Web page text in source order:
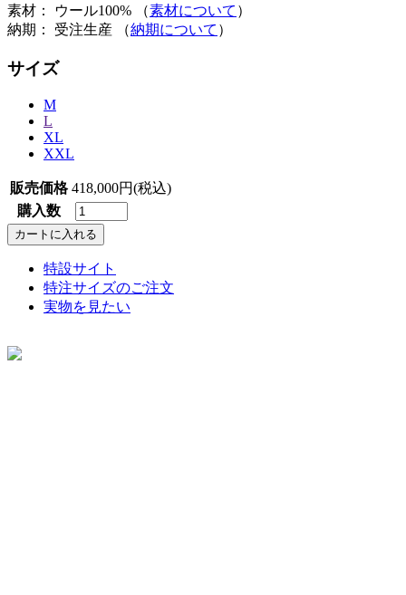
素材： ウール100% （素材について ）
納期： 受注生産 （納期について ）
サイズ
M
L
XL
XXL
販売価格 418,000円(税込)
購入数
特設サイト
特注サイズのご注文
実物を見たい